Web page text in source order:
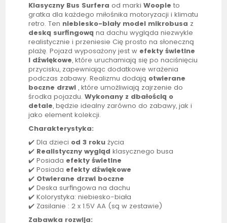
Klasyczny Bus Surferaod markiWoopie to
gratka dla każdego miłośnika motoryzacji i klimatu
retro. Ten niebiesko-biały model mikrobusa z
deską surfingowąna dachu wygląda niezwykle
realistycznie i przeniesie Cię prosto na słoneczną
plażę. Pojazd wyposażony jest w efekty świetlne
i dźwiękowe, które uruchamiają się po naciśnięciu
przycisku, zapewniając dodatkowe wrażenia
podczas zabawy. Realizmu dodają otwierane
boczne drzwi, które umożliwiają zajrzenie do
środka pojazdu.Wykonany z dbałością o
detale, będzie idealny zarówno do zabawy, jak i
jako element kolekcji.
Charakterystyka:
✔️ Dla dzieci od 3 rokużycia
✔️ Realistyczny wyglądklasycznego busa
✔️ Posiada efekty świetlne
✔️ Posiada efekty dźwiękowe
✔️ Otwierane drzwi boczne
✔️ Deska surfingowa na dachu
✔️ Kolorystyka: niebiesko-biała
✔️ Zasilanie : 2 x 1.5V AA (są w zestawie)
Zabawka rozwija: